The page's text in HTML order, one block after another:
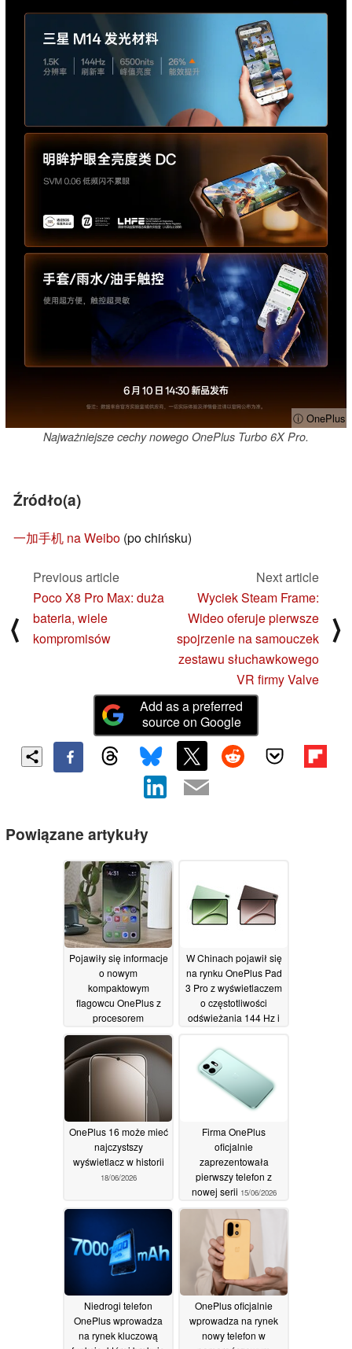
ⓘ OnePlus
Najważniejsze cechy nowego OnePlus Turbo 6X Pro.
Źródło(a)
一加手机 na Weibo (po chińsku)
⟨
Previous article
Poco X8 Pro Max: duża
bateria, wiele
kompromisów
Next article
Wyciek Steam Frame:
Wideo oferuje pierwsze
spojrzenie na samouczek
zestawu słuchawkowego
VR firmy Valve
⟩
Add as a preferred
source on Google
Powiązane artykuły
Pojawiły się informacje
o nowym
kompaktowym
flagowcu OnePlus z
procesorem
Snapdragon 8 Elite
Gen 6 i ekranem o
przekątnej 6,3 cala
W Chinach pojawił się
na rynku OnePlus Pad
3 Pro z wyświetlaczem
o częstotliwości
odświeżania 144 Hz i
Snapdragon 8 Elite
Gen 5
19/06/2026
OnePlus 16 może mieć
najczystszy
wyświetlacz w historii
18/06/2026
Firma OnePlus
oficjalnie
zaprezentowała
pierwszy telefon z
nowej serii 15/06/2026
Niedrogi telefon
OnePlus wprowadza
na rynek kluczową
OnePlus oficjalnie
wprowadza na rynek
nowy telefon w